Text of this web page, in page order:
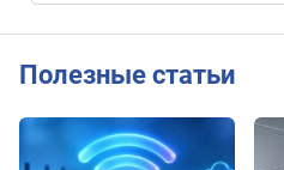
Полезные статьи